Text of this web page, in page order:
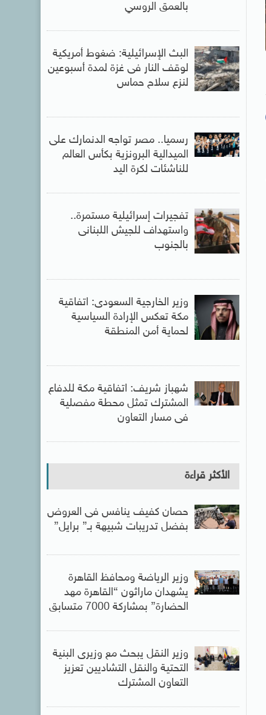
بالعمق الروسي
البث الإسرائيلية: ضغوط أمريكية
لوقف النار فى غزة لمدة أسبوعين
لنزع سلاح حماس
رسميا.. مصر تواجه الدنمارك على
الميدالية البرونزية بكأس العالم
للناشئات لكرة اليد
تفجيرات إسرائيلية مستمرة..
واستهداف للجيش اللبنانى
بالجنوب
وزير الخارجية السعودى: اتفاقية
مكة تعكس الإرادة السياسية
لحماية أمن المنطقة
شهباز شريف: اتفاقية مكة للدفاع
المشترك تمثل محطة مفصلية
فى مسار التعاون
الأكثر قراءة
حصان كفيف ينافس فى العروض
بفضل تدريبات شبيهة بـ” برايل”
وزير الرياضة ومحافظ القاهرة
يشهدان ماراثون “القاهرة مهد
الحضارة” بمشاركة 7000 متسابق
وزير النقل يبحث مع وزيرى البنية
التحتية والنقل التشاديين تعزيز
التعاون المشترك